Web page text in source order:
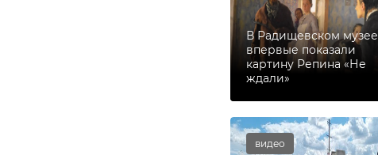
В Радищевском музее
впервые показали
картину Репина «Не
ждали»
видео